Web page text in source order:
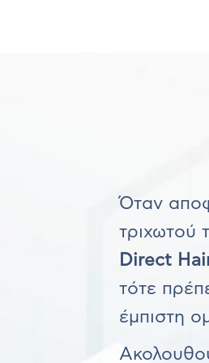
Όταν
τριχωτού
Direct
τότε
έμπιστη